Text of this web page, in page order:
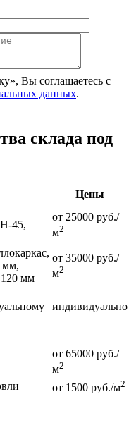
Вы соглашаетесь с
данных.
склада под
Цены
45,
от 25000 руб./
м2
мм,
120 мм
от 35000 руб./
м2
индивидуально
от 65000 руб./
м2
от 1500 руб./м2